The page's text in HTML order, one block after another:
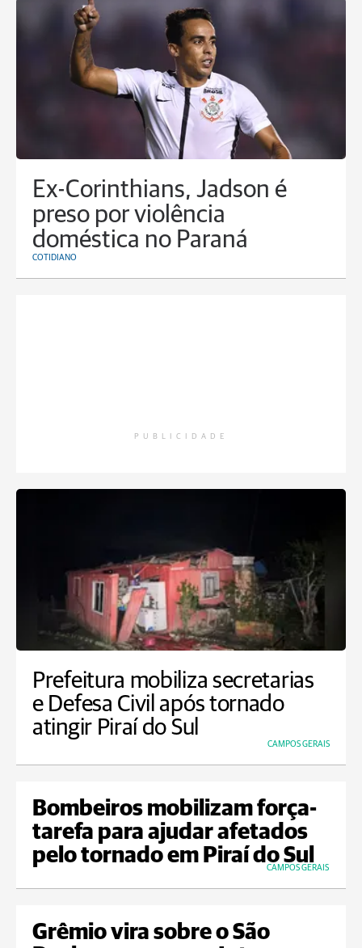
Ex-Corinthians, Jadson é
preso por violência
doméstica no Paraná
COTIDIANO
PUBLICIDADE
Prefeitura mobiliza secretarias
e Defesa Civil após tornado
atingir Piraí do Sul
CAMPOS GERAIS
Bombeiros mobilizam força-
tarefa para ajudar afetados
pelo tornado em Piraí do Sul
CAMPOS GERAIS
Grêmio vira sobre o São